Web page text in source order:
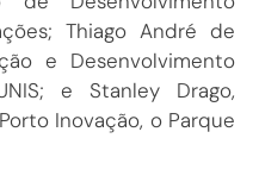
Thiago André de
e Desenvolvimento
e Stanley Drago,
Inovação, o Parque